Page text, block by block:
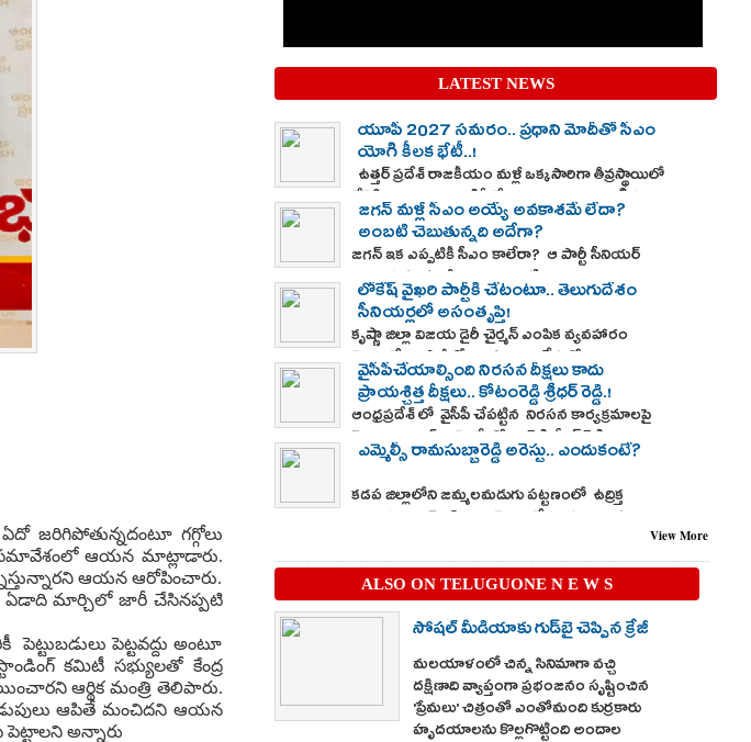
జరిగిపోతున్నదంటూ గగ్గోలు
సమావేశంలో ఆయన మాట్లాడారు.
ఆయన ఆరోపించారు.
ఈ ఏడాది మార్చిలో జారీ చేసినప్పటి
పెట్టవద్దు అంటూ
కమిటీ సభ్యులతో కేంద్ర
ఆర్థిక మంత్రి తెలిపారు.
ఆపితే మంచిదని ఆయన
పెట్టాలని అన్నారు